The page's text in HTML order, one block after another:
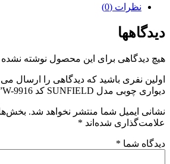
نظرات (0)
دیدگاهها
هیچ دیدگاهی برای این محصول نوشته
اولین نفری باشید که دیدگاهی را ارسال
دیواری چوبی مدل SUNFIELD کد W-9916”
نشانی ایمیل شما منتشر نخواهد شد.
علامت‌گذاری شده‌اند *
دیدگاه شما *